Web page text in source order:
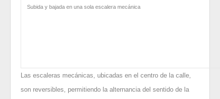
Subida y bajada en una sola escalera mecánica
Las escaleras mecánicas, ubicadas en el centro de la calle,
son reversibles, permitiendo la alternancia del sentido de la